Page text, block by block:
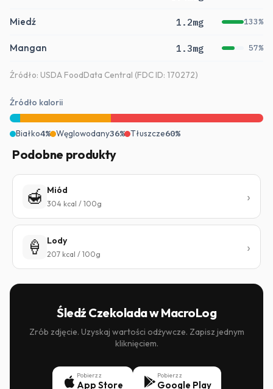
Miedź 1.2mg 133%
Mangan 1.3mg 57%
Źródło: USDA FoodData Central (FDC ID: 170272)
Źródło kalorii
Białko4% Węglowodany36% Tłuszcze60%
Podobne produkty
🍯 Miód
304 kcal / 100g
🍦 Lody
207 kcal / 100g
Śledź Czekolada w MacroLog
Zrób zdjęcie. Uzyskaj wartości odżywcze. Zapisz jednym
kliknięciem.
Pobierz z
App Store
Pobierz z
Google Play